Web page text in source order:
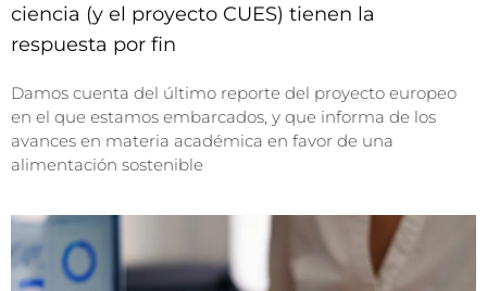
ciencia (y el proyecto CUES) tienen la
respuesta por fin
Damos cuenta del último reporte del proyecto europeo
en el que estamos embarcados, y que informa de los
avances en materia académica en favor de una
alimentación sostenible